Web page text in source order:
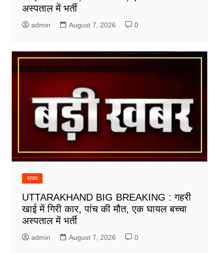
अस्पताल में भर्ती
admin August 7, 2026 0
राज्य
UTTARAKHAND BIG BREAKING : गहरी
खाई में गिरी कार, पांच की मौत, एक घायल बच्चा
अस्पताल में भर्ती
admin August 7, 2026 0